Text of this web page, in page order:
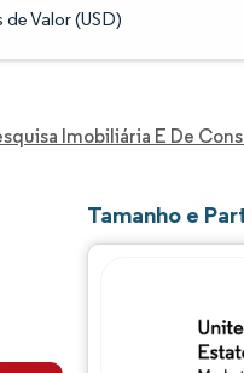
Valor (USD)
Imobiliária E De
Tamanho e